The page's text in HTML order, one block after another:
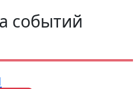
событий